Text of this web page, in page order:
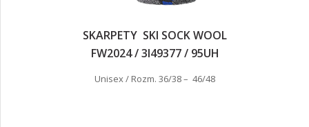
SKARPETY SKI SOCK WOOL
FW2024 / 3I49377 / 95UH
Unisex / Rozm. 36/38 – 46/48